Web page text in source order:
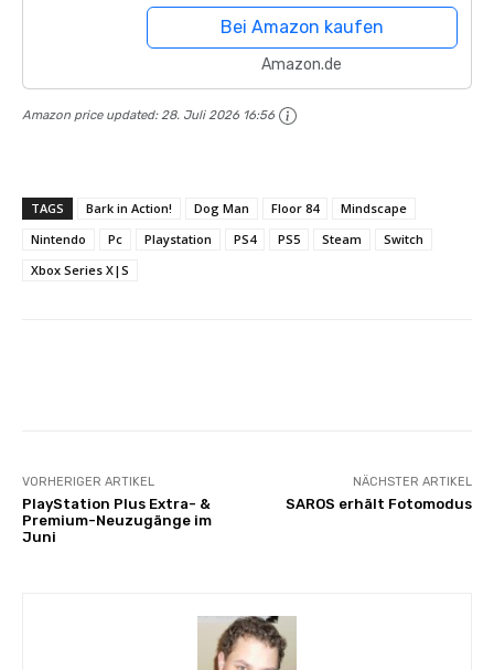
Bei Amazon kaufen
Amazon.de
Amazon price updated:28. Juli 2026 16:56
TAGS Bark in Action! Dog Man Floor 84
Mindscape
Nintendo
Pc Playstation PS4 PS5 Steam
Switch
Xbox Series X|S
VORHERIGER ARTIKEL
PlayStation Plus Extra- &
Premium-Neuzugänge im
Juni
NÄCHSTER ARTIKEL
SAROS erhält Fotomodus